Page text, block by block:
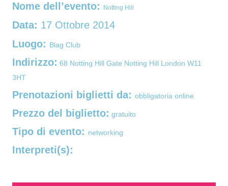
Nome dell’evento: Notting Hill
Data: 17 Ottobre 2014
Luogo: Blag Club
Indirizzo: 68 Notting Hill Gate Notting Hill London W11
3HT
Prenotazioni biglietti da: obbligatoria online
Prezzo del biglietto: gratuito
Tipo di evento: networking
Interpreti(s):